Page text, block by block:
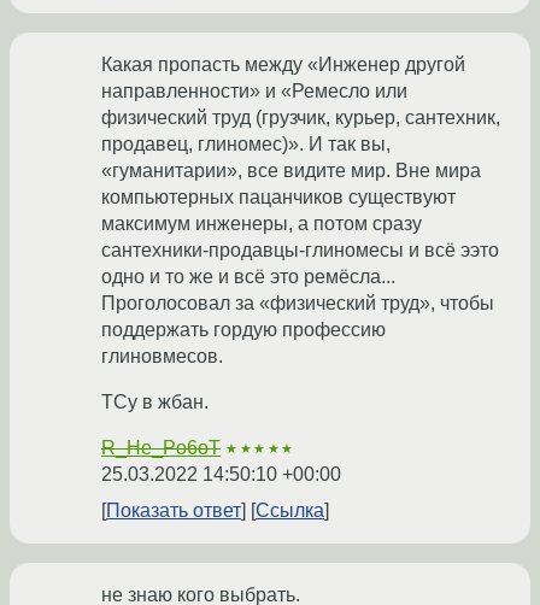
Какая пропасть между «Инженер другой
направленности» и «Ремесло или
физический труд (грузчик, курьер, сантехник,
продавец, глиномес)». И так вы,
«гуманитарии», все видите мир. Вне мира
компьютерных пацанчиков существуют
максимум инженеры, а потом сразу
сантехники-продавцы-глиномесы и всё ээто
одно и то же и всё это ремёсла...
Проголосовал за «физический труд», чтобы
поддержать гордую профессию
глиновмесов.
ТСу в жбан.
R_He_Po6oT ★★★★★
25.03.2022 14:50:10 +00:00
Показать ответ
Ссылка
не знаю кого выбрать.